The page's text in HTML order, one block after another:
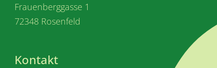
Frauenberggasse 1
72348 Rosenfeld
Kontakt